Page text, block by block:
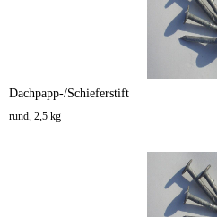
Dachpapp-/Schieferstift
rund, 2,5 kg